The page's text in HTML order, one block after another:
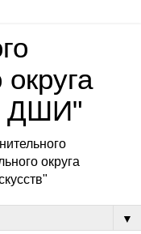
ДШИ"
округа
▼